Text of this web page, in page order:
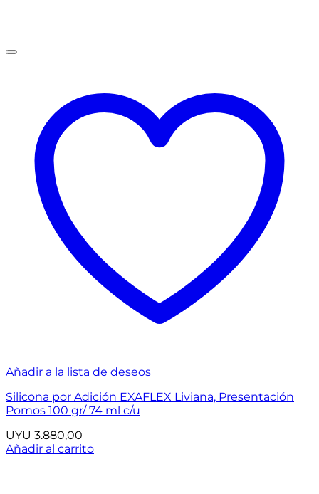
Añadir a la lista de deseos
Silicona por Adición EXAFLEX Liviana, Presentación
Pomos 100 gr/ 74 ml c/u
UYU 3.880,00
Añadir al carrito